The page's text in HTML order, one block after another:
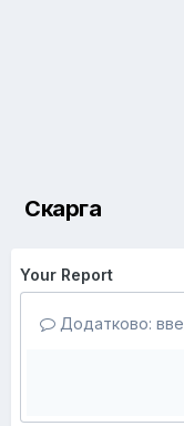
Скарга
Your Report
Додатково: